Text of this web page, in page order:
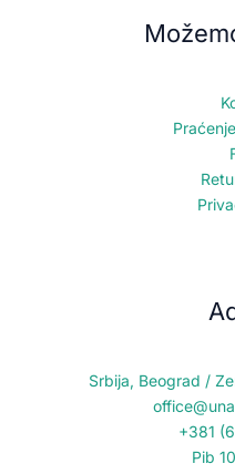
Srbija, Beograd /
+381
Pib